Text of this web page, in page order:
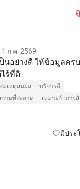
ก.ค. 2569
นอย่างดี ให้ข้อมูลคร
มเหตุสมผล
บริการดี
ถานที่สะอาด เหมาะกับการสั
มีประ